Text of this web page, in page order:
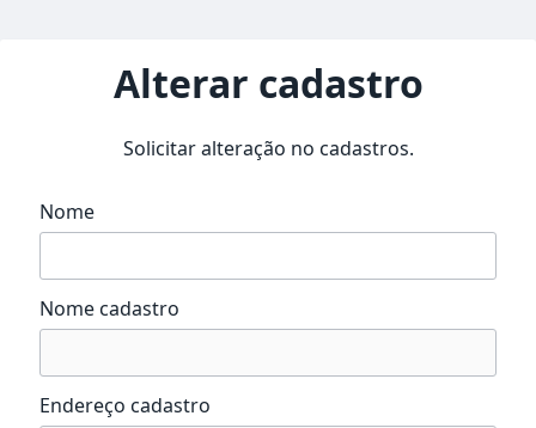
Alterar cadastro
Solicitar alteração no cadastros.
Nome
Nome cadastro
Endereço cadastro